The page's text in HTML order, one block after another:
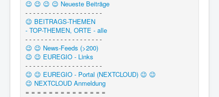
😉 😉 😉 😉 Neueste Beiträge
- - - - - - - - - - - - - - - - - - - -
😉 BEITRAGS-THEMEN
- TOP-THEMEN, ORTE - alle
- - - - - - - - - - - - - - - - - - - -
😉 😉 News-Feeds (>200)
😉 😉 EUREGIO - Links
- - - - - - - - - - - - - - - - - - - -
😉 😉 EUREGIO - Portal (NEXTCLOUD) 😉 😉
😉 NEXTCLOUD Anmeldung
= = = = = = = = = = = = = =